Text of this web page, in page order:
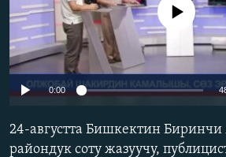
ЭЖЕ-СИҢДИЛЕР
АЗАТТЫК+
ЫҢГАЙСЫЗ СУРООЛОР
ОНЛАЙН ШЕРИНЕ
ЭЕ/АРнун бардык сайттары
No media source
0:00
24-августта Бишкектин
райондук соту жазуучу,